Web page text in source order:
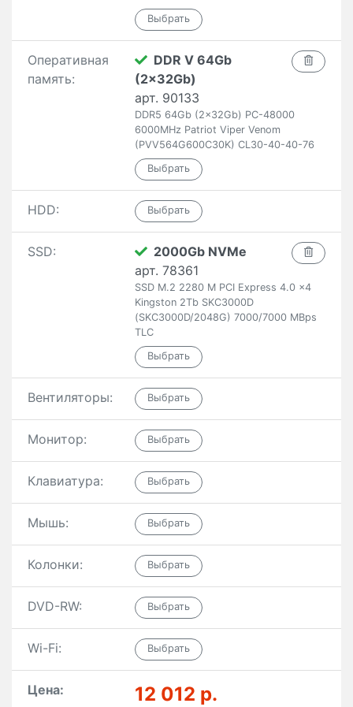
Оперативная
память:
DDR V 64Gb
(2x32Gb)
арт. 90133
DDR5 64Gb (2x32Gb) PC-48000
6000MHz Patriot Viper Venom
(PVV564G600C30K) CL30-40-40-76
HDD:
SSD:
2000Gb NVMe
арт. 78361
SSD M.2 2280 M PCI Express 4.0 x4
Kingston 2Tb SKC3000D
(SKC3000D/2048G) 7000/7000 MBps
TLC
Вентиляторы:
Монитор:
Клавиатура:
Мышь:
Колонки:
DVD-RW:
Wi-Fi:
Цена: 12 012 р.